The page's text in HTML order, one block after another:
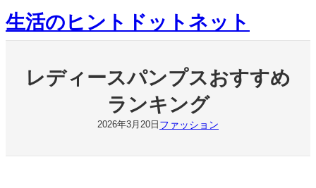
内
容
を
生活のヒントドットネット
レディースパンプスおすすめ
ランキング
2026年3月20日 ファッション